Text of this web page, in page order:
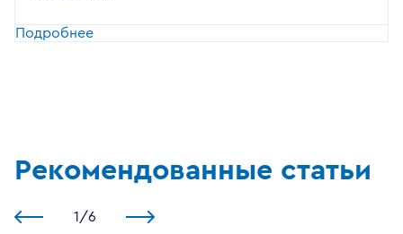
Подробнее
Рекомендованные статьи
1 /6